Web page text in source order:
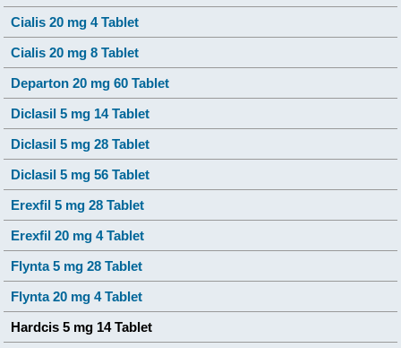
Cialis 20 mg 4 Tablet
Cialis 20 mg 8 Tablet
Departon 20 mg 60 Tablet
Diclasil 5 mg 14 Tablet
Diclasil 5 mg 28 Tablet
Diclasil 5 mg 56 Tablet
Erexfil 5 mg 28 Tablet
Erexfil 20 mg 4 Tablet
Flynta 5 mg 28 Tablet
Flynta 20 mg 4 Tablet
Hardcis 5 mg 14 Tablet